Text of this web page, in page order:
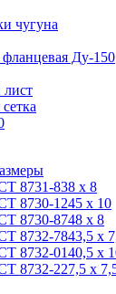
чугуна
фланцевая Ду-150
8731-838 x 8
8730-1245 x 10
8730-8748 x 8
8732-7843,5 x
8732-0140,5 x
8732-227,5 x